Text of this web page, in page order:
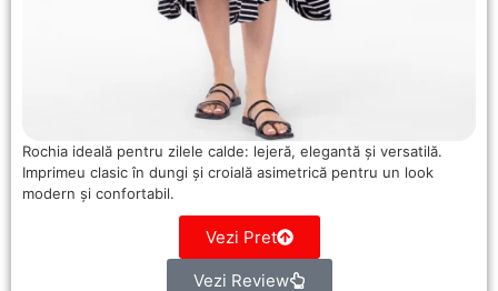
Rochia ideală pentru zilele calde: lejeră, elegantă și versatilă.
Imprimeu clasic în dungi și croială asimetrică pentru un look
modern și confortabil.
Vezi Pret
Vezi Review